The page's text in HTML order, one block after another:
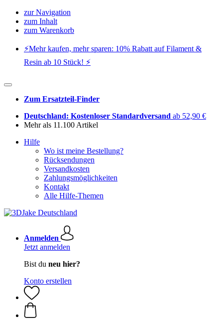
zur Navigation
zum Inhalt
zum Warenkorb
⚡️Mehr kaufen, mehr sparen: 10% Rabatt auf Filament &
Resin ab 10 Stück! ⚡️
Zum Ersatzteil-Finder
Deutschland: Kostenloser Standardversand ab 52,90 €
Mehr als 11.100 Artikel
Hilfe
Wo ist meine Bestellung?
Rücksendungen
Versandkosten
Zahlungsmöglichkeiten
Kontakt
Alle Hilfe-Themen
Anmelden
Jetzt anmelden
Bist du neu hier?
Konto erstellen